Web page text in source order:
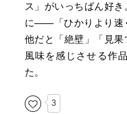
ス」がいっちばん好
に——「ひかりより速
他だと「絶壁」「見
風味を感じさせる作
た。
3